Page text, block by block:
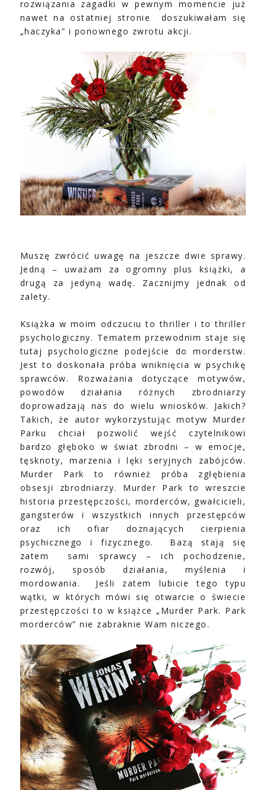
rozwiązania zagadki w pewnym momencie już
nawet na ostatniej stronie
doszukiwałam się
„haczyka” i ponownego zwrotu akcji.
Muszę zwrócić uwagę na jeszcze dwie sprawy.
Jedną – uważam za ogromny plus książki, a
drugą za jedyną wadę. Zacznijmy jednak od
zalety.
Książka w moim odczuciu to thriller i to thriller
psychologiczny. Tematem przewodnim staje się
tutaj psychologiczne podejście do morderstw.
Jest to doskonała próba wniknięcia w psychikę
sprawców. Rozważania dotyczące motywów,
powodów działania różnych zbrodniarzy
doprowadzają nas do wielu wniosków. Jakich?
Takich, że autor wykorzystując motyw Murder
Parku chciał pozwolić wejść czytelnikowi
bardzo głęboko w świat zbrodni – w emocje,
tęsknoty, marzenia i lęki seryjnych zabójców.
Murder Park to również próba zgłębienia
obsesji zbrodniarzy. Murder Park to wreszcie
historia przestępczości, morderców, gwałcicieli,
gangsterów i wszystkich innych przestępców
oraz ich ofiar doznających cierpienia
psychicznego i fizycznego.
Bazą stają się
zatem
sami sprawcy – ich pochodzenie,
rozwój, sposób działania, myślenia i
mordowania.
Jeśli zatem lubicie tego typu
wątki, w których mówi się otwarcie o świecie
przestępczości to w książce „Murder Park. Park
morderców” nie zabraknie Wam niczego.